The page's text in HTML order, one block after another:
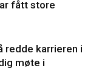
fått store
redde karrieren i
møte i